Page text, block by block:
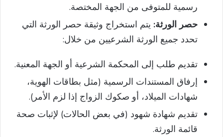
رسمية للمتوفى من الجهة المختصة.
حصر الورثة: يتم استخراج وثيقة حصر الورثة التي
تحدد جميع الورثة الشرعيين من خلال:
تقديم طلب إلى المحكمة الشرعية أو الجهة المعنية.
إرفاق المستندات الرسمية (مثل بطاقات الهوية،
شهادات الميلاد، أو صكوك الزواج إذا لزم الأمر).
تقديم شهادة شهود (في بعض الحالات) لإثبات صحة
قائمة الورثة.